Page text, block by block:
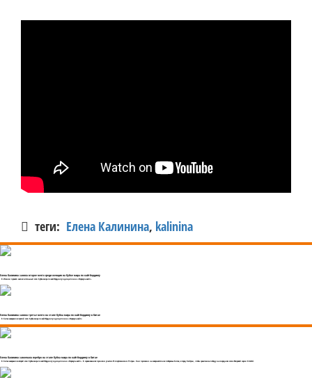
теги: Елена Калинина, kalinina
Елена Калинина заняла второе место среди женщин на Кубке мира по кайтбордингу
В Италии прошёл заключительный этап Кубка мира по кайтбордингу в дисциплине «Формула кайт».
Елена Калинина заняла третье место на этапе Кубка мира по кайтбордингу в Китае
В Китае завершился третий этап Кубка мира по кайтбордингу в дисциплине «Формула кайт»
Елена Калинина завоевала серебро на этапе Кубка мира по кайтбордингу в Китае
В Китае завершился второй этап Кубка мира по кайтбордингу в дисциплине «Формула кайт». В соревнованиях приняли участие 35 спортсменов из 15 стран. Они приехали на северо-восточное побережье Китая, в город Вэйфан, чтобы сразиться за победу на очередном этапе Мировой серии KiteFoil.